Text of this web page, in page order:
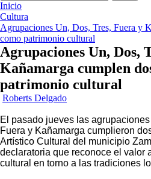
Inicio
Cultura
Agrupaciones Un, Dos, Tres, Fuera y
como patrimonio cultural
Agrupaciones Un, Dos,
Kañamarga cumplen
patrimonio cultural
Roberts Delgado
El pasado jueves las
Fuera y Kañamarga cumplieron
Artístico Cultural del municipio
declaratoria que reconoce el valor
cultural en torno a las tradiciones